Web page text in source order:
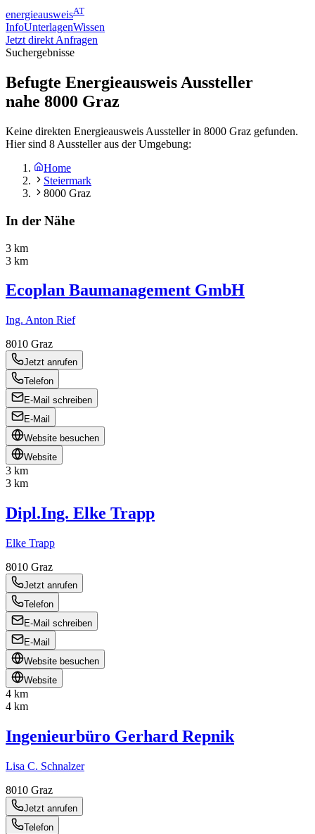
energieausweisAT
InfoUnterlagenWissen
Jetzt direkt Anfragen
Suchergebnisse
Befugte Energieausweis Aussteller
nahe 8000 Graz
Keine direkten Energieausweis Aussteller in 8000 Graz gefunden.
Hier sind 8 Aussteller aus der Umgebung:
Home
Steiermark
8000 Graz
In der Nähe
3 km
3 km
Ecoplan Baumanagement GmbH
Ing. Anton Rief
8010 Graz
Jetzt anrufen
Telefon
E-Mail schreiben
E-Mail
Website besuchen
Website
3 km
3 km
Dipl.Ing. Elke Trapp
Elke Trapp
8010 Graz
Jetzt anrufen
Telefon
E-Mail schreiben
E-Mail
Website besuchen
Website
4 km
4 km
Ingenieurbüro Gerhard Repnik
Lisa C. Schnalzer
8010 Graz
Jetzt anrufen
Telefon